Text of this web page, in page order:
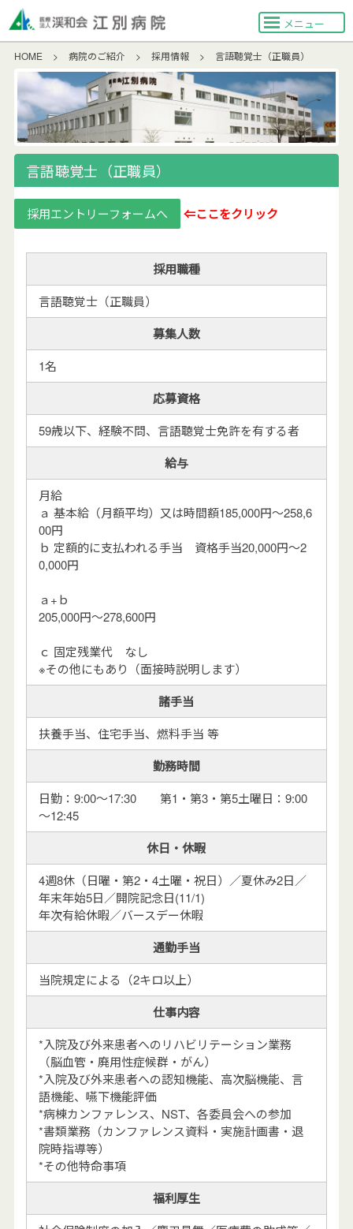
メニュー
HOME > 病院のご紹介 > 採用情報 > 言語聴覚士（正職員）
言語聴覚士（正職員）
採用エントリーフォームへ ⇐ここをクリック
採用職種
言語聴覚士（正職員）
募集人数
1名
応募資格
59歳以下、経験不問、言語聴覚士免許を有する者
給与
月給
ａ 基本給（月額平均）又は時間額185,000円～258,6
00円
ｂ 定額的に支払われる手当 資格手当20,000円～2
0,000円
ａ+ｂ
205,000円～278,600円
ｃ 固定残業代 なし
※その他にもあり（面接時説明します）
諸手当
扶養手当、住宅手当、燃料手当 等
勤務時間
日勤：9:00～17:30 第1・第3・第5土曜日：9:00
～12:45
休日・休暇
4週8休（日曜・第2・4土曜・祝日）／夏休み2日／
年末年始5日／開院記念日(11/1)
年次有給休暇／バースデー休暇
通勤手当
当院規定による（2キロ以上）
仕事内容
*入院及び外来患者へのリハビリテーション業務
（脳血管・廃用性症候群・がん）
*入院及び外来患者への認知機能、高次脳機能、言
語機能、嚥下機能評価
*病棟カンファレンス、NST、各委員会への参加
*書類業務（カンファレンス資料・実施計画書・退
院時指導等）
*その他特命事項
福利厚生